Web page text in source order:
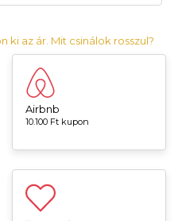
ki az ár. Mit csinálok rosszul?
Airbnb
10.100 Ft kupon